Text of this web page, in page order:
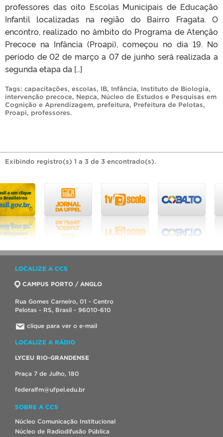
professores das oito Escolas Municipais de Educação
Infantil localizadas na região do Bairro Fragata. O
encontro, realizado no âmbito do Programa de Atenção
Precoce na Infância (Proapi), começou no dia 19. No
período de 02 de março a 07 de junho será realizada a
segunda etapa da […]
Tags: capacitações, escolas, IB, Infância, Instituto de Biologia,
intervenção precoce, Nepca, Núcleo de Estudos e Pesquisas em
Cognição e Aprendizagem, prefeitura, Prefeitura de Pelotas,
Proapi, professores.
Exibindo registro(s) 1 a 3 de 3 encontrado(s).
LOCALIZE A CCS
CAMPUS PORTO / ANGLO
Rua Gomes Carneiro, 01 - Centro
Pelotas - RS, Brasil - 96010-610
clique para ver o e-mail
LOCALIZE A RÁDIO
LYCEU RIO-GRANDENSE
Praça 7 de Julho, 180
federalfm@ufpel.edu.br
SOBRE A CCS
Núcleo Comunicação Institucional
Núcleo de Radiodifusão Pública